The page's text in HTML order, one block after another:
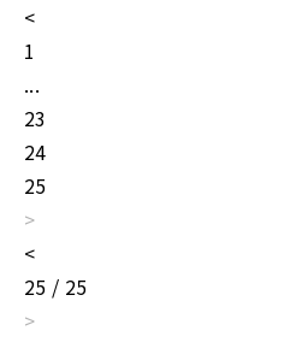
<
1
...
23
24
25
>
<
25 / 25
>